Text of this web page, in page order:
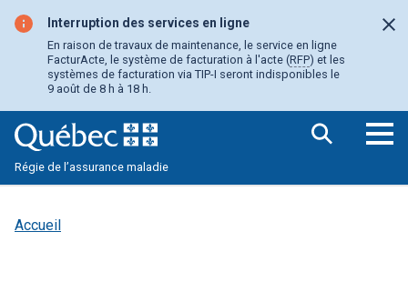
contenu
principal
Interruption des services en ligne
En raison de travaux de maintenance, le service en ligne
FacturActe, le système de facturation à l'acte (RFP) et les
systèmes de facturation via TIP-I seront indisponibles le
9 août de 8 h à 18 h.
Régie de l’assurance maladie
Accueil